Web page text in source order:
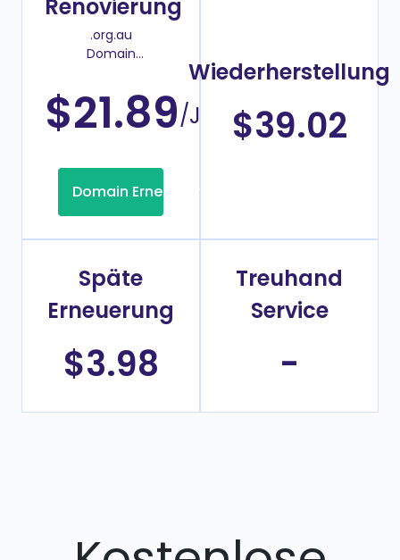
Renovierung
.org.au
Domain
$21.89/Jahr
Domain Erneuerung
Wiederherstellung
$39.02
Späte
Erneuerung
$3.98
Treuhand
Service
-